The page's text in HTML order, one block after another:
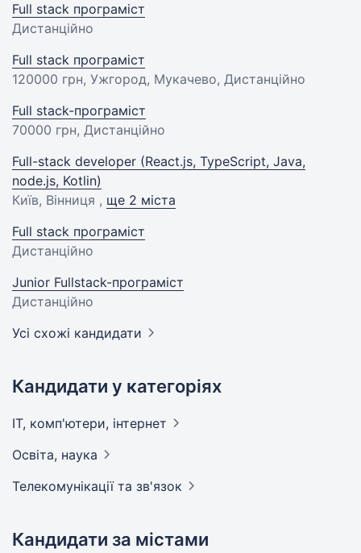
Full stack програміст
Дистанційно
Full stack програміст
120000 грн, Ужгород, Мукачево, Дистанційно
Full stack-програміст
70000 грн, Дистанційно
Full-stack developer (React.js, TypeScript, Java,
node.js, Kotlin)
Київ, Вінниця , ще 2 міста
Full stack програміст
Дистанційно
Junior Fullstack-програміст
Дистанційно
Усі схожі кандидати
Кандидати у категоріях
IT, комп'ютери, інтернет
Освіта, наука
Телекомунікації та зв'язок
Кандидати за містами